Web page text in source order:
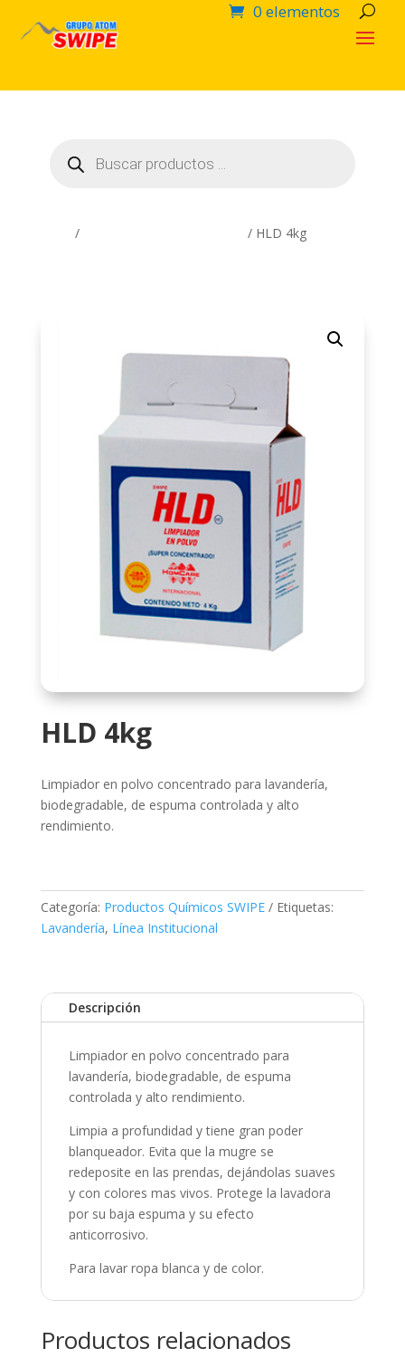
0 elementos
productos
/ / HLD 4kg
HLD 4kg
Limpiador en polvo concentrado para lavandería,
biodegradable, de espuma controlada y alto
rendimiento.
Categoría: Productos Químicos SWIPE
Etiquetas:
Lavandería, Línea Institucional
Descripción
Limpiador en polvo concentrado para
lavandería, biodegradable, de espuma
controlada y alto rendimiento.
Limpia a profundidad y tiene gran poder
blanqueador. Evita que la mugre se
redeposite en las prendas, dejándolas suaves
y con colores mas vivos. Protege la lavadora
por su baja espuma y su efecto
anticorrosivo.
Para lavar ropa blanca y de color.
Productos relacionados